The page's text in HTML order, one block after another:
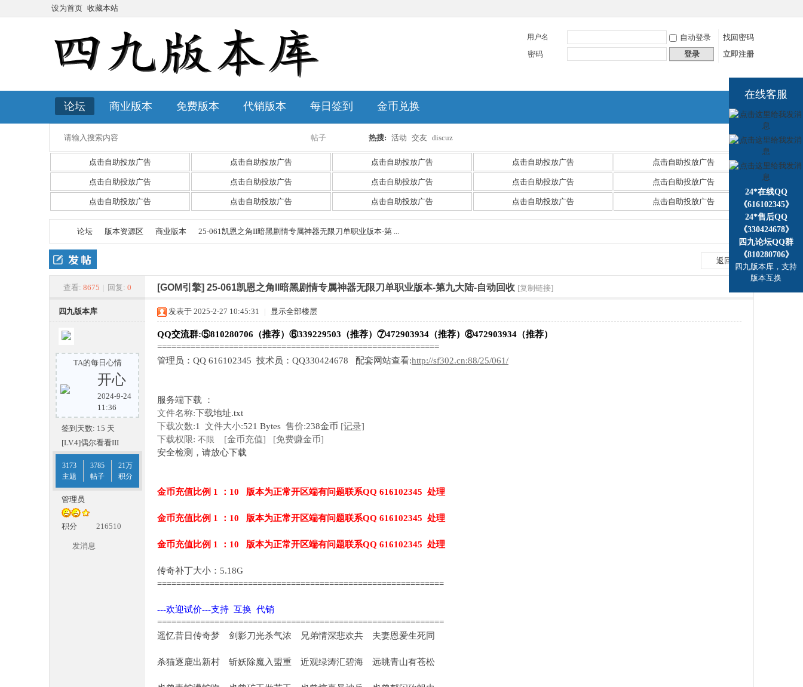
设为首页 收藏本站
用户名 自动登录
找回密码
密码
登录 立即注册
捷导
航
论坛 商业版本 免费版本 代销版本 每日签到 金币兑换
帖子
搜
热搜: 活动 交友 discuz
点击自助投放广告 点击自助投放广告 点击自助投放广告 点击自助投放广告 点击自助投放广告
点击自助投放广告 点击自助投放广告 点击自助投放广告 点击自助投放广告 点击自助投放广告
点击自助投放广告 点击自助投放广告 点击自助投放广告 点击自助投放广告 点击自助投放广告
九
»
论坛 版本资源区 商业版本
›
25-061凯恩之角II暗黑剧情专属神器无限刀单职业版本-第 ...
返回列表
查看: 8675 | 回复: 0 [GOM引擎] 25-061凯恩之角II暗黑剧情专属神器无限刀单职业版本-第九大陆-自动回收 [复制链接]
四九版本库
TA的每日心情
开心
2024-9-24
11:36
签到天数: 15 天
[LV.4]偶尔看看III
3173
主题
3785
帖子
21万
积分
管理员
积分 216510
发消息
发表于 2025-2-27 10:45:31 | 显示全部楼层
QQ交流群:⑤810280706（推荐）⑥339229503（推荐）⑦472903934（推荐）⑧472903934（推荐）
===========================================================
管理员：QQ 616102345 技术员：QQ330424678 配套网站查看:http://sf302.cn:88/25/061/
服务端下载 ：
文件名称:下载地址.txt
下载次数:1 文件大小:521 Bytes 售价:238金币 [记录]
下载权限: 不限 [金币充值]
[免费赚金币]
安全检测，请放心下载
金币充值比例 1 ：10 版本为正常开区端有问题联系QQ 616102345 处理
金币充值比例 1 ：10 版本为正常开区端有问题联系QQ 616102345 处理
金币充值比例 1 ：10 版本为正常开区端有问题联系QQ 616102345 处理
传奇补丁大小：5.18G
============================================================
---欢迎试价---支持 互换 代销
============================================================
遥忆昔日传奇梦 剑影刀光杀气浓 兄弟情深悲欢共 夫妻恩爱生死同
杀猫逐鹿出新村 斩妖除魔入盟重 近观绿涛汇碧海 远眺青山有苍松
在线客服
24*在线QQ
《616102345》
24*售后QQ
《330424678》
四九论坛QQ群
《810280706》
四九版本库，支持
版本互换